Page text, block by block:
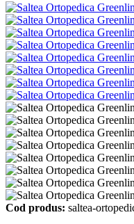
Cod produs: saltea-